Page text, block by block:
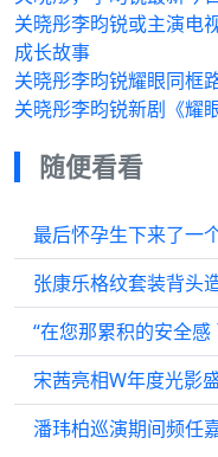
关晓彤李昀锐或主演电
成长故事
关晓彤李昀锐耀眼同框
关晓彤李昀锐新剧《耀
随便看看
最后怀孕生下来了一
张康乐格纹套装背头
宋茜亮相W年度光影
潘玮柏巡演期间频任